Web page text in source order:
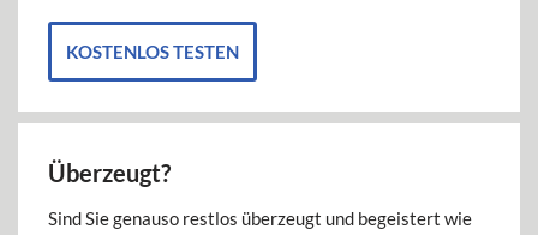
KOSTENLOS TESTEN
Überzeugt?
Sind Sie genauso restlos überzeugt und begeistert wie